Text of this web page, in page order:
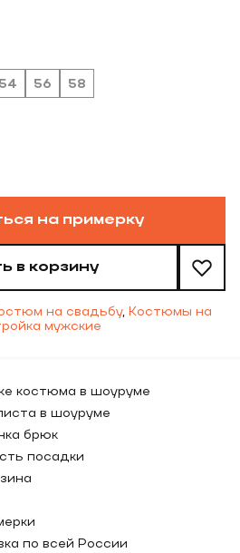
54 56
58
на примерку
в корзину
на свадьбу, Костюмы на
мужские
костюма в шоуруме
в шоуруме
брюк
посадки
по всей России